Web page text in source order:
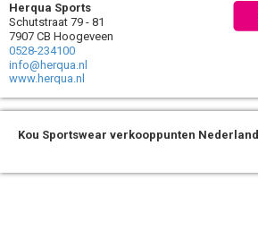
Herqua Sports
Schutstraat 79 - 81
7907 CB Hoogeveen
0528-234100
info@herqua.nl
www.herqua.nl
Kou Sportswear verkooppunten Nederland